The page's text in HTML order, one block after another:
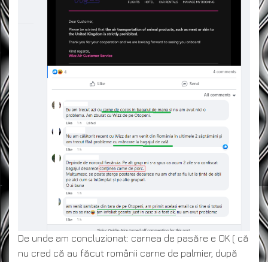
De unde am concluzionat: carnea de pasăre e OK ( că
nu cred că au făcut românii carne de palmier, după